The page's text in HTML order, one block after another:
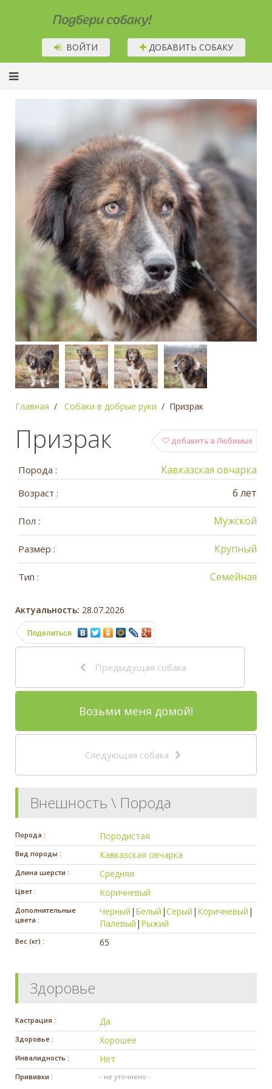
Подбери собаку!
ВОЙТИ ДОБАВИТЬ СОБАКУ
Главная Собаки в добрые руки Призрак
добавить в Любимые
Призрак
Порода : Кавказcкая овчарка
Возраст : 6 лет
Пол : Мужской
Размер : Крупный
Тип : Семейная
Актуальность: 28.07.2026
Поделиться
Предыдущая собака
Возьми меня домой!
Следующая собака
Внешность \ Порода
Порода : Породистая
Вид породы : Кавказcкая овчарка
Длина шерсти : Средняя
Цвет : Коричневый
Дополнительные
цвета :
Черный | Белый |Серый | Коричневый |
Палевый | Рыжий
Вес (кг) : 65
Здоровье
Кастрация : Да
Здоровье : Хорошее
Инвалидность : Нет
Прививки : - не уточнено -